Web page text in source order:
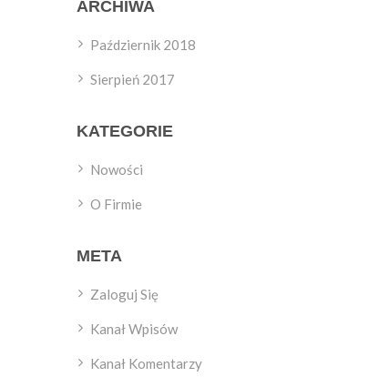
ARCHIWA
Październik 2018
Sierpień 2017
KATEGORIE
Nowości
O Firmie
META
Zaloguj Się
Kanał Wpisów
Kanał Komentarzy